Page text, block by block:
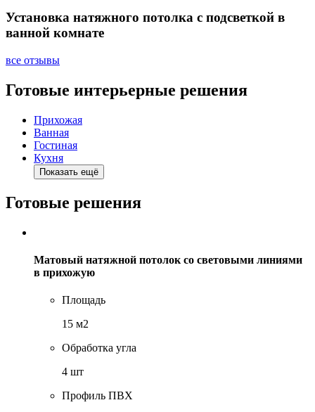
Установка натяжного потолка с подсветкой в
ванной комнате
все отзывы
Готовые интерьерные решения
Прихожая
Ванная
Гостиная
Кухня
Показать ещё
Готовые решения
Матовый натяжной потолок со световыми линиями
в прихожую
Площадь
15 м2
Обработка угла
4 шт
Профиль ПВХ